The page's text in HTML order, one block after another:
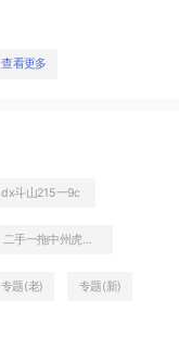
查看更多
dx斗山215一9c
二手一拖中州虎828C非公路自卸车
专题(老) 专题(新)